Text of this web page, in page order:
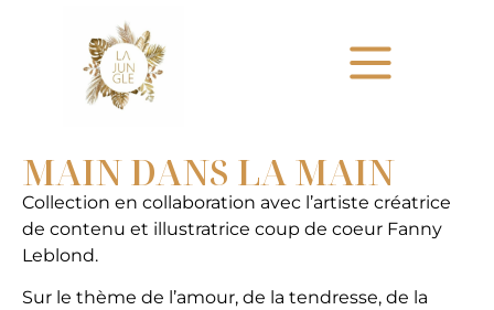
MAIN DANS LA MAIN
Collection en collaboration avec l’artiste créatrice
de contenu et illustratrice coup de coeur Fanny
Leblond.
Sur le thème de l’amour, de la tendresse, de la